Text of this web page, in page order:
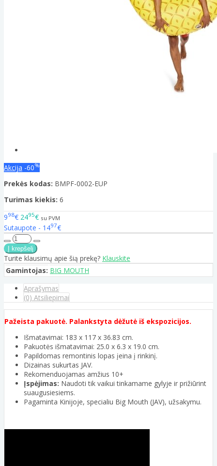
Akcija -60%
Prekės kodas: BMPF-0002-EUP
Turimas kiekis: 6
998€ 2495€ su PVM
Sutaupote - 1497€
Turite klausimų apie šią prekę? Klauskite
Gamintojas: BIG MOUTH
Aprašymas
(0) Atsiliepimai
Pažeista pakuotė. Palankstyta dėžutė iš ekspozicijos.
Išmatavimai: 183 x 117 x 36.83 cm.
Pakuotės išmatavimai: 25.0 x 6.3 x 19.0 cm.
Papildomas remontinis lopas įeina į rinkinį.
Dizainas sukurtas JAV.
Rekomenduojamas amžius 10+
Įspėjimas: Naudoti tik vaikui tinkamame gylyje ir prižiūrint
suaugusiesiems.
Pagaminta Kinijoje, specialiu Big Mouth (JAV), užsakymu.